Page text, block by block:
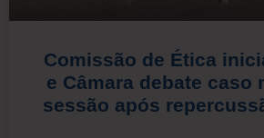
Comissão de Ética
e Câmara debate caso
sessão após